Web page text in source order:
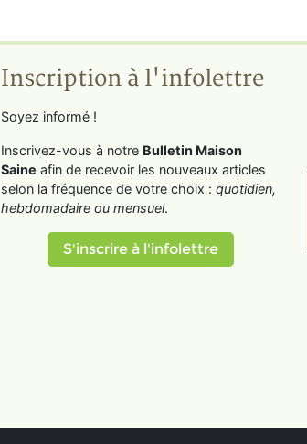
Inscription à l'infolettre
Soyez informé !
Inscrivez-vous à notre Bulletin Maison
Saine afin de recevoir les nouveaux articles
selon la fréquence de votre choix : quotidien,
hebdomadaire ou mensuel.
S'inscrire à l'infolettre